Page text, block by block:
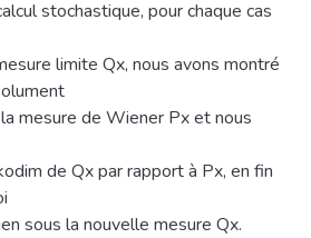
stochastique, pour chaque cas
limite Qx, nous avons montré
mesure de Wiener Px et nous
de Qx par rapport à Px, en fin
sous la nouvelle mesure Qx.